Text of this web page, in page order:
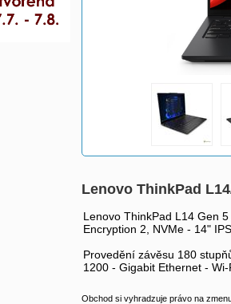
Lenovo ThinkPad
Lenovo ThinkPad L14 Gen
Encryption 2, NVMe - 14"
Provedění závěsu 180
1200 - Gigabit Ethernet -
Obchod si vyhradzuje právo na